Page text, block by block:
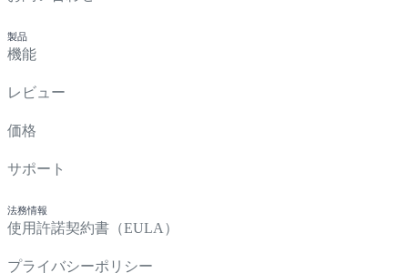
製品
機能
レビュー
価格
サポート
法務情報
使用許諾契約書（EULA）
プライバシーポリシー